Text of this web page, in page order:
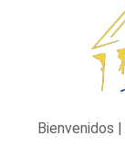
Bienvenidos |